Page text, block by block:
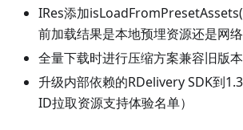
IRes添加
前加载结果是本地预埋资源还是网
全量下载时进行压缩方案兼容旧版
升级内部依赖的RDelivery SDK到
ID拉取资源支持体验名单）